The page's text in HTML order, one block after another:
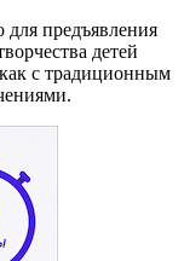
предъявления
детей
как с традиционным